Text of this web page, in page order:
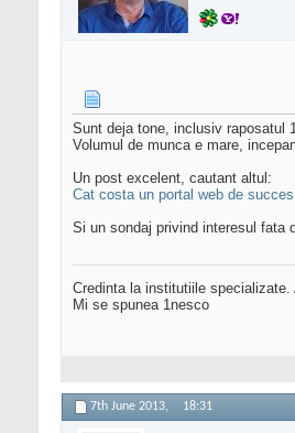
Sunt deja tone, inclusiv raposatul
Volumul de munca e mare,
Un post excelent, cautant altul:
Cat costa un portal web de
Si un sondaj privind interesul fata
Credinta la institutiile specializate.
Mi se spunea 1nesco
7th June 2013, 18:31